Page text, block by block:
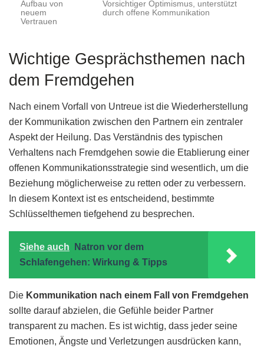
Aufbau von
neuem
Vertrauen
Vorsichtiger Optimismus, unterstützt
durch offene Kommunikation
Wichtige Gesprächsthemen nach
dem Fremdgehen
Nach einem Vorfall von Untreue ist die Wiederherstellung
der Kommunikation zwischen den Partnern ein zentraler
Aspekt der Heilung. Das Verständnis des typischen
Verhaltens nach Fremdgehen sowie die Etablierung einer
offenen Kommunikationsstrategie sind wesentlich, um die
Beziehung möglicherweise zu retten oder zu verbessern.
In diesem Kontext ist es entscheidend, bestimmte
Schlüsselthemen tiefgehend zu besprechen.
Siehe auch
Natron vor dem
Schlafengehen: Wirkung & Tipps
Die Kommunikation nach einem Fall von Fremdgehen
sollte darauf abzielen, die Gefühle beider Partner
transparent zu machen. Es ist wichtig, dass jeder seine
Emotionen, Ängste und Verletzungen ausdrücken kann,